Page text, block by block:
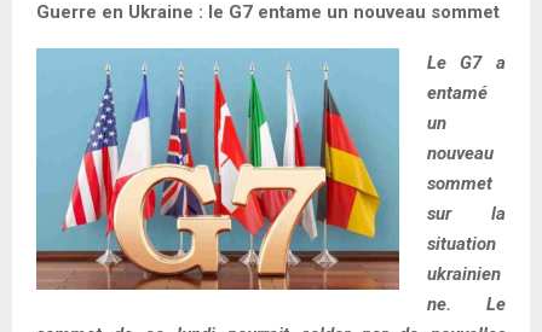
Guerre en Ukraine : le G7 entame un nouveau sommet
Le G7 a
entamé
un
nouveau
sommet
sur la
situation
ukrainien
ne. Le